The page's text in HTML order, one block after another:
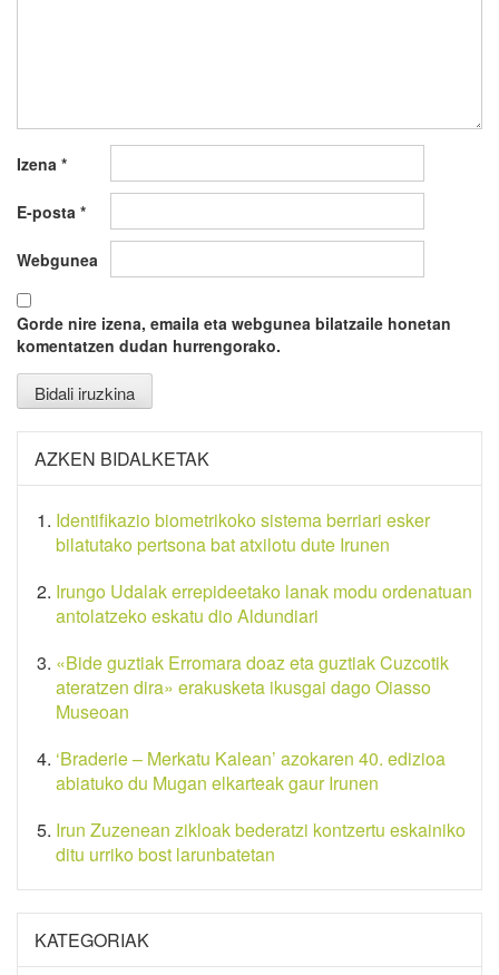
Izena *
E-posta *
Webgunea
Gorde nire izena, emaila eta webgunea bilatzaile honetan
komentatzen dudan hurrengorako.
AZKEN BIDALKETAK
Identifikazio biometrikoko sistema berriari esker
bilatutako pertsona bat atxilotu dute Irunen
Irungo Udalak errepideetako lanak modu ordenatuan
antolatzeko eskatu dio Aldundiari
«Bide guztiak Erromara doaz eta guztiak Cuzcotik
ateratzen dira» erakusketa ikusgai dago Oiasso
Museoan
‘Braderie – Merkatu Kalean’ azokaren 40. edizioa
abiatuko du Mugan elkarteak gaur Irunen
Irun Zuzenean zikloak bederatzi kontzertu eskainiko
ditu urriko bost larunbatetan
KATEGORIAK